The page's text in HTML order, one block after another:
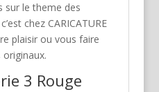
sur le theme des
chez CARICATURE
plaisir ou vous faire
3 Rouge